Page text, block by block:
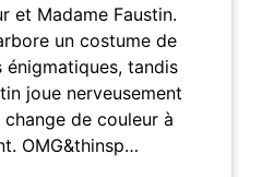
et Madame Faustin.
un costume de
tandis
joue nerveusement
de couleur à
OMG&thinsp…